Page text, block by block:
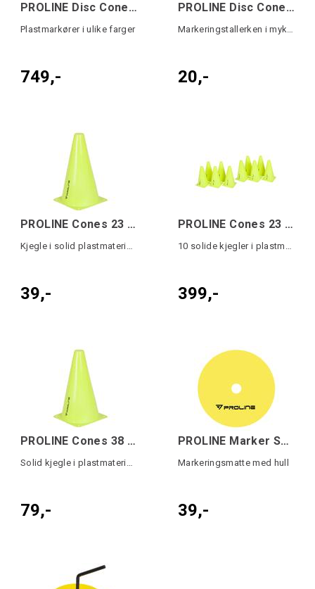
PROLINE Disc Cones Set 40 pk Ass OS
Plastmarkører i ulike farger
749,-
PROLINE Disc Cones Single Gul OS
Markeringstallerken i myk plast
20,-
PROLINE Cones 23 cm Single Gul OS
Kjegle i solid plastmateriale
39,-
PROLINE Cones 23 cm 10pk Gul OS
10 solide kjegler i plastmateriale.
399,-
PROLINE Cones 38 cm Single Gul OS
Solid kjegle i plastmateriale
79,-
PROLINE Marker Spot w/hole 15 cm Gul OS
Markeringsmatte med hull
39,-